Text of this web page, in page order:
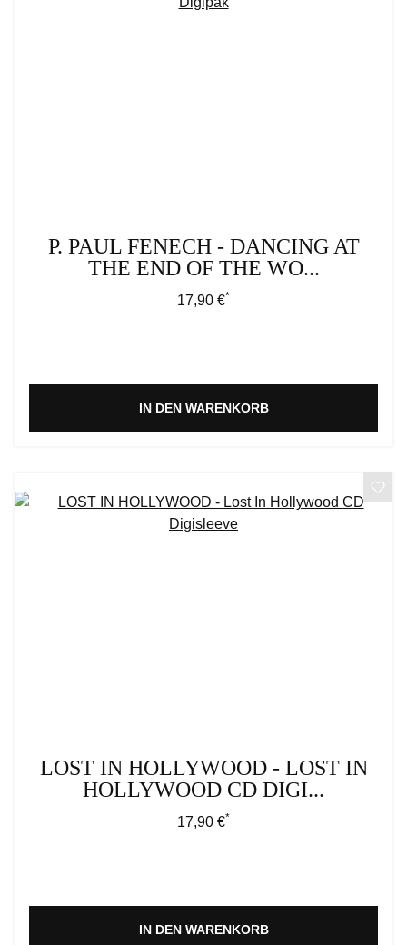
P. PAUL FENECH - DANCING AT
THE END OF THE WO...
Regulärer Preis:
17,90 €*
IN DEN WARENKORB
LOST IN HOLLYWOOD - LOST IN
HOLLYWOOD CD DIGI...
Regulärer Preis:
17,90 €*
IN DEN WARENKORB